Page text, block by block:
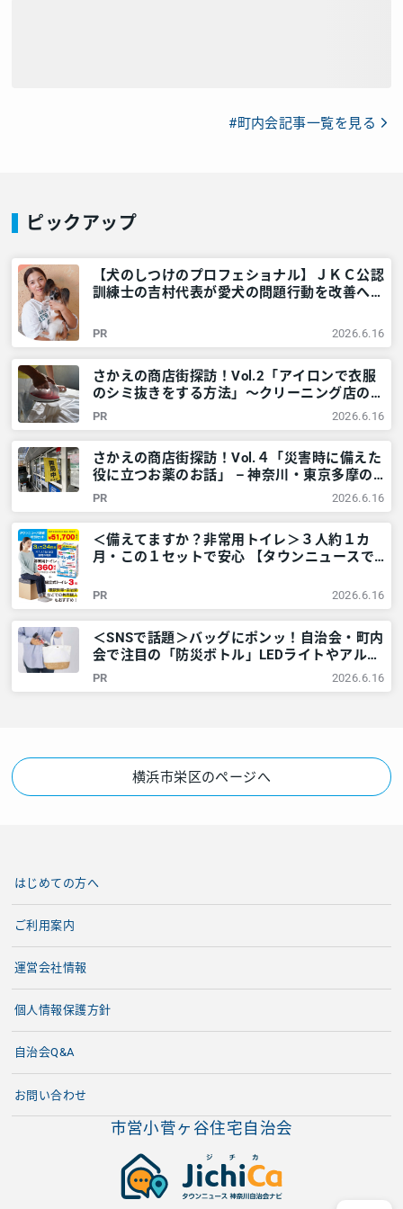
#町内会記事一覧を見る
ピックアップ
【犬のしつけのプロフェショナル】ＪＫＣ公認
訓練士の吉村代表が愛犬の問題行動を改善へ導
近所情報 – レアリア
PR 2026.6.16
さかえの商店街探訪！Vol.2「アイロンで衣服
のシミ抜きをする方法」～クリーニング店の家
庭でできる技～ – 神奈川・東京多摩のご近所
情報 – レアリア
PR 2026.6.16
さかえの商店街探訪！Vol.４「災害時に備えた
役に立つお薬のお話」 – 神奈川・東京多摩の
ご近所情報 – レアリア
PR 2026.6.16
＜備えてますか？非常用トイレ＞３人約１カ
月・この１セットで安心 【タウンニュースで
レアリア
PR 2026.6.16
＜SNSで話題＞バッグにポンッ！自治会・町内
会で注目の「防災ボトル」LEDライトやアルミ
シートなど6点が1本に – 神奈川・東京多摩の
ご近所情報 – レアリア
PR 2026.6.16
横浜市栄区のページへ
市営小菅ヶ谷住宅自治会
はじめての方へ
ご利用案内
運営会社情報
個人情報保護方針
自治会Q&A
お問い合わせ